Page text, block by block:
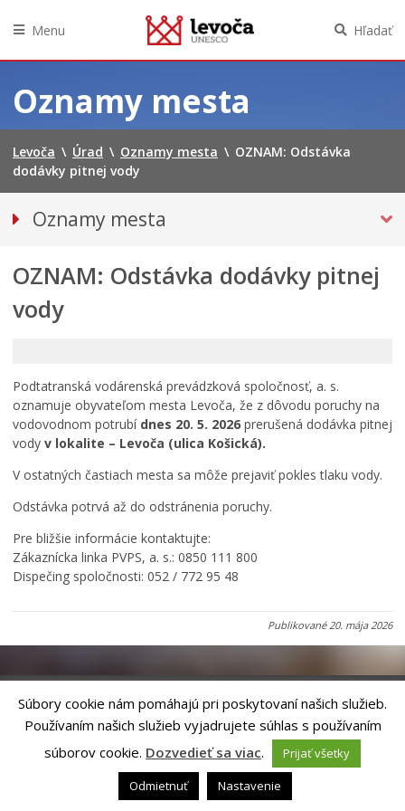
obsah
Menu Hľadať
Oznamy mesta
Levoča \ Úrad \ Oznamy mesta \ OZNAM: Odstávka
dodávky pitnej vody
Oznamy mesta
Bezpečnosť
Doprava, údržba komunikácií
Financie
Primátor informuje
Rodina, život, bývanie
Školstvo
Stavby, prenájmy a pozemky
Zamestnanie v samospráve
OZNAM: Odstávka dodávky pitnej
vody
Podtatranská vodárenská prevádzková spoločnosť, a. s.
oznamuje obyvateľom mesta Levoča, že z dôvodu poruchy na
vodovodnom potrubí dnes 20. 5. 2026 prerušená dodávka pitnej
vody v lokalite – Levoča (ulica Košická).
V ostatných častiach mesta sa môže prejaviť pokles tlaku vody.
Odstávka potrvá až do odstránenia poruchy.
Pre bližšie informácie kontaktujte:
Zákaznícka linka PVPS, a. s.: 0850 111 800
Dispečing spoločnosti: 052 / 772 95 48
Publikované20. mája 2026
RiešenieANTIK SMART CITY
| Technický prevádzkovateľ – MVI
Technology, s.r.o.
Správca webového sídla: Mesto Levoča, Námestie Majstra Pavla 4, 054 01
webmaster@levoca.sk|Vyhlásenie o prístupnosti
Súbory cookie nám pomáhajú pri poskytovaní našich služieb.
Používaním našich služieb vyjadrujete súhlas s používaním
súborov cookie. Dozvedieť sa viac.
Prijať všetky
Odmietnuť
Nastavenie